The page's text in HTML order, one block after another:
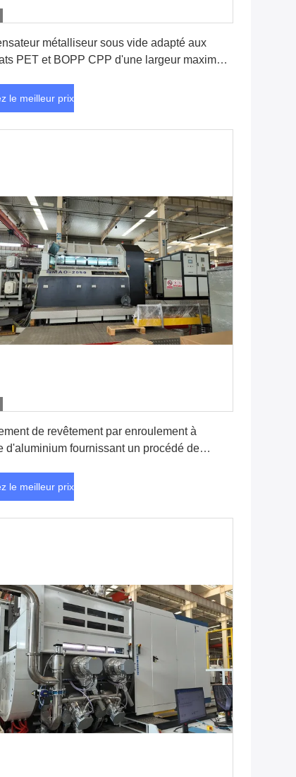
métalliseur sous vide adapté aux
PET et BOPP CPP d'une largeur maximale
le meilleur prix
de revêtement par enroulement à
d'aluminium fournissant un procédé de
et de films de protection
le meilleur prix